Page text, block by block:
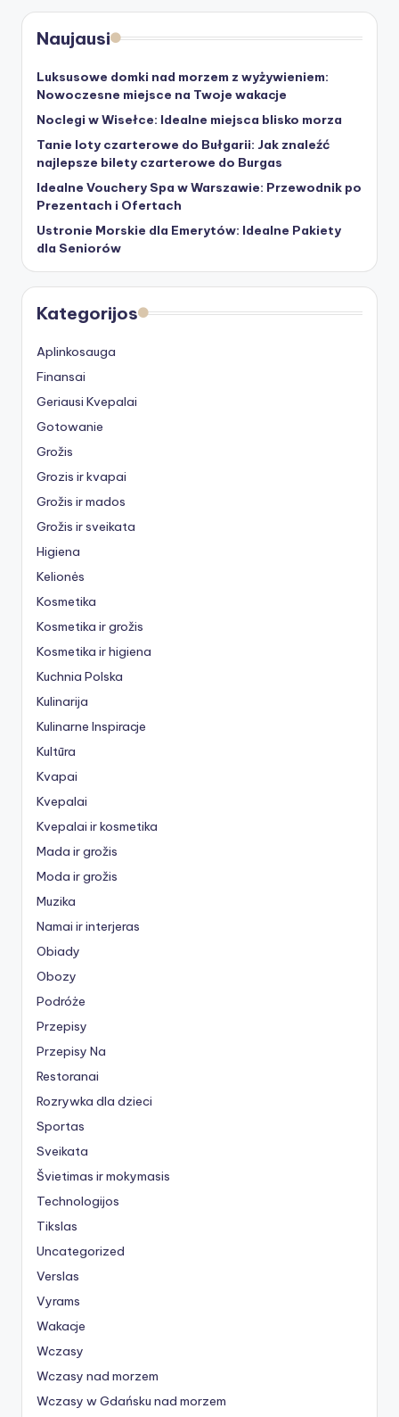
Naujausi
Luksusowe domki nad morzem z wyżywieniem:
Nowoczesne miejsce na Twoje wakacje
Noclegi w Wisełce: Idealne miejsca blisko morza
Tanie loty czarterowe do Bułgarii: Jak znaleźć
najlepsze bilety czarterowe do Burgas
Idealne Vouchery Spa w Warszawie: Przewodnik po
Prezentach i Ofertach
Ustronie Morskie dla Emerytów: Idealne Pakiety
dla Seniorów
Kategorijos
Aplinkosauga
Finansai
Geriausi Kvepalai
Gotowanie
Grožis
Grozis ir kvapai
Grožis ir mados
Grožis ir sveikata
Higiena
Kelionės
Kosmetika
Kosmetika ir grožis
Kosmetika ir higiena
Kuchnia Polska
Kulinarija
Kulinarne Inspiracje
Kultūra
Kvapai
Kvepalai
Kvepalai ir kosmetika
Mada ir grožis
Moda ir grožis
Muzika
Namai ir interjeras
Obiady
Obozy
Podróże
Przepisy
Przepisy Na
Restoranai
Rozrywka dla dzieci
Sportas
Sveikata
Švietimas ir mokymasis
Technologijos
Tikslas
Uncategorized
Verslas
Vyrams
Wakacje
Wczasy
Wczasy nad morzem
Wczasy w Gdańsku nad morzem